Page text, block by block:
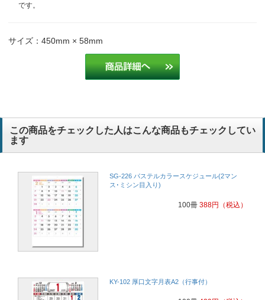
高齢の方やメモを記入される方が多いので、見やすさとシンプルさで
建設業
3ヵ月のスケジュールが有り、大きく見やすい為
お客様にご好評頂いているため デザイン
シンプルでデザインも良く、過去1か月、当月、その先2ヵ月分載っ
ていて見やすく実用性もよさそうなので選ばせて頂きました。
建設業
金額及び納期 商社
です。
サイズ：450mm × 58mm
この商品をチェックした人はこんな商品もチェックしてい
ます
SG-226 パステルカラースケジュール(2マン
ス･ミシン目入り)
100冊 388円 （税込）
KY-102 厚口文字月表A2（行事付）